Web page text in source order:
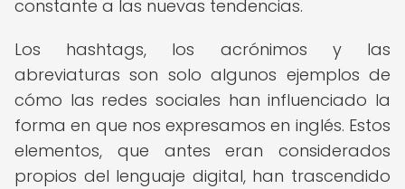
constante a las nuevas tendencias.
Los hashtags, los acrónimos y las
abreviaturas son solo algunos ejemplos de
cómo las redes sociales han influenciado la
forma en que nos expresamos en inglés. Estos
elementos, que antes eran considerados
propios del lenguaje digital, han trascendido